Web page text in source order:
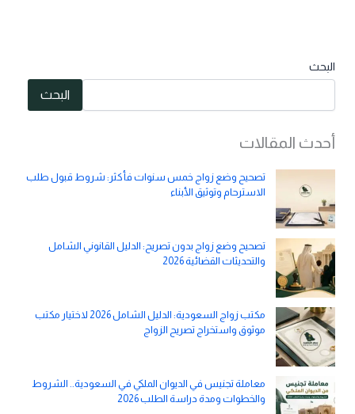
البحث
البحث
أحدث المقالات
تصحيح وضع زواج خمس سنوات فأكثر: شروط قبول طلب
الاسترحام وتوثيق الأبناء
تصحيح وضع زواج بدون تصريح: الدليل القانوني الشامل
والتحديثات القضائية 2026
مكتب زواج السعودية: الدليل الشامل 2026 لاختيار مكتب
موثوق واستخراج تصريح الزواج
معاملة تجنيس في الديوان الملكي في السعودية.. الشروط
والخطوات ومدة دراسة الطلب 2026